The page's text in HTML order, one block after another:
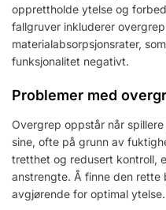
opprettholde ytelse og
fallgruver inkluderer
materialabsorpsjonsrater,
funksjonalitet negativt.
Problemer med
Overgrep oppstår når
sine, ofte på grunn av
tretthet og redusert kontroll,
anstrengte. Å finne den rette
avgjørende for optimal ytelse.